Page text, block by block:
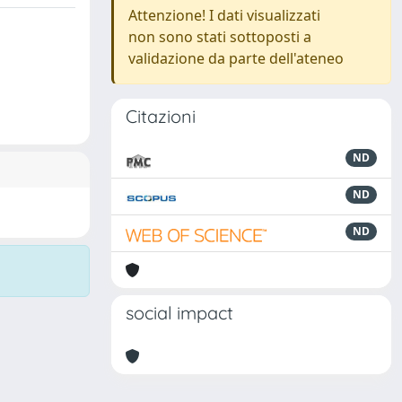
Attenzione! I dati visualizzati
non sono stati sottoposti a
validazione da parte dell'ateneo
Citazioni
ND
ND
ND
social impact